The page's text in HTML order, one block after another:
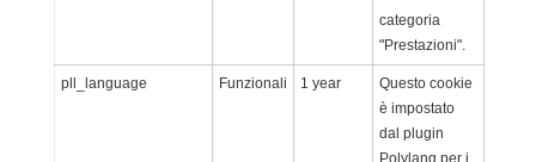
categoria
"Prestazioni".
pll_language Funzionali 1 year
Questo cookie
è impostato
dal plugin
Polylang per i